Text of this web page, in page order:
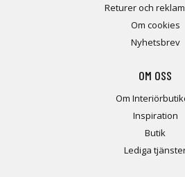
Returer och
Om cookies
Nyhetsbrev
OM OSS
Om
Inspiration
Butik
Lediga